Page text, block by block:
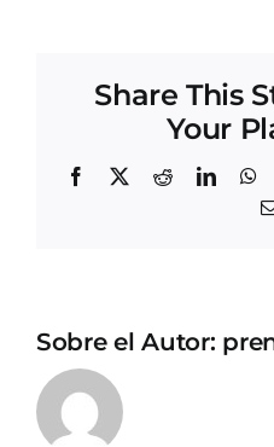
Share This
Your
Facebook
X Reddit
Sobre el Autor: